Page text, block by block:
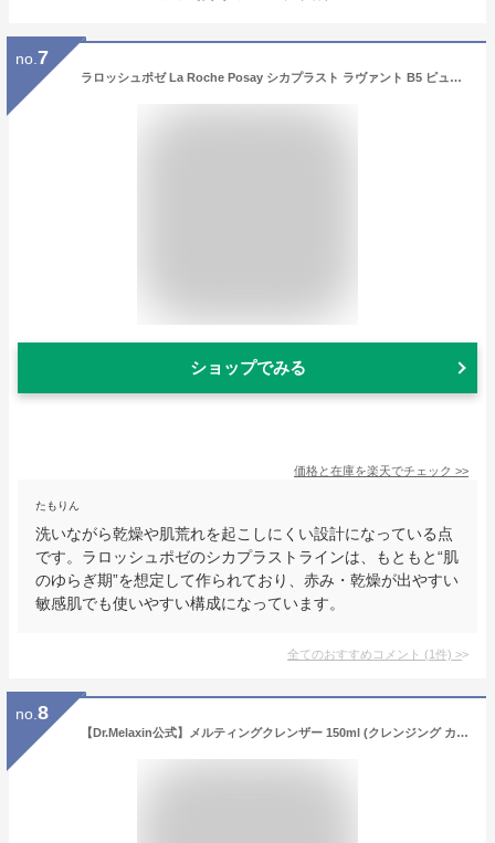
no. 7
ラロッシュポゼ La Roche Posay シカプラスト ラヴァント B5 ピュリファイング スージング フォームミング ゲル 200ml/6.76oz【海外通販】
ショップでみる
価格と在庫を楽天でチェック >>
たもりん
洗いながら乾燥や肌荒れを起こしにくい設計になっている点
です。ラロッシュポゼのシカプラストラインは、もともと“肌
のゆらぎ期”を想定して作られており、赤み・乾燥が出やすい
敏感肌でも使いやすい構成になっています。
全てのおすすめコメント (1件) >
no. 8
【Dr.Melaxin公式】メルティングクレンザー 150ml (クレンジング カラミン ナイアシンアミド バブルクレンジング 泡クレンジング 化粧落とし メイク落とし 洗顔 しっとり ドクターメラクチン 韓国コスメ)